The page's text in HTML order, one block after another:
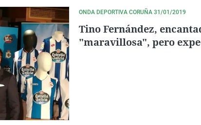
ONDA DEPORTIVA CORUÑA 31/01/2019
Tino Fernández,
"maravillosa", pero